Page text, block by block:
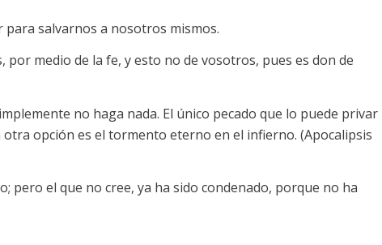
salvarnos a nosotros mismos.
por medio de la fe, y esto no de vosotros, pues es don de
no haga nada. El único pecado que lo puede privar
opción es el tormento eterno en el infierno. (Apocalipsis
pero el que no cree, ya ha sido condenado, porque no ha